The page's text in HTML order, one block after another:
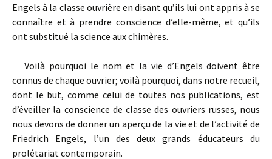
Engels à la classe ouvrière en disant qu’ils lui ont appris à se
connaître et à prendre conscience d’elle-même, et qu’ils
ont substitué la science aux chimères.
Voilà pourquoi le nom et la vie d’Engels doivent être
connus de chaque ouvrier; voilà pourquoi, dans notre recueil,
dont le but, comme celui de toutes nos publications, est
d’éveiller la conscience de classe des ouvriers russes, nous
nous devons de donner un aperçu de la vie et de l’activité de
Friedrich Engels, l’un des deux grands éducateurs du
prolétariat contemporain.